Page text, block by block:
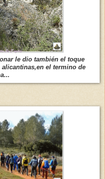
le dio también el toque
alicantinas,en el termino de